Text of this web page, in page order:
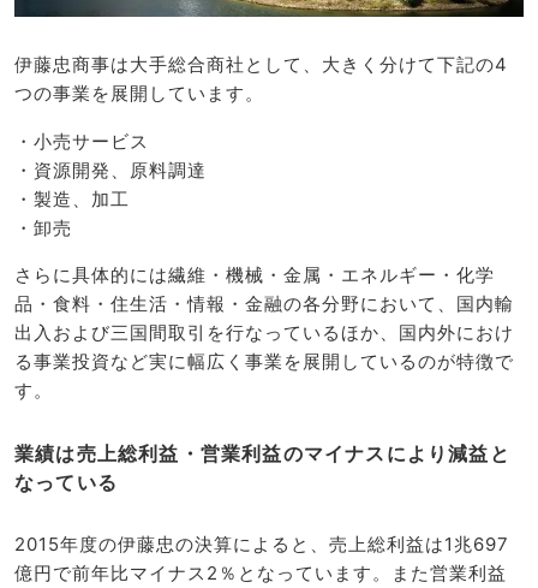
伊藤忠商事は大手総合商社として、大きく分けて下記の4
つの事業を展開しています。
・小売サービス
・資源開発、原料調達
・製造、加工
・卸売
さらに具体的には繊維・機械・金属・エネルギー・化学
品・食料・住生活・情報・金融の各分野において、国内輸
出入および三国間取引を行なっているほか、国内外におけ
る事業投資など実に幅広く事業を展開しているのが特徴で
す。
業績は売上総利益・営業利益のマイナスにより減益と
なっている
2015年度の伊藤忠の決算によると、売上総利益は1兆697
億円で前年比マイナス2％となっています。また営業利益